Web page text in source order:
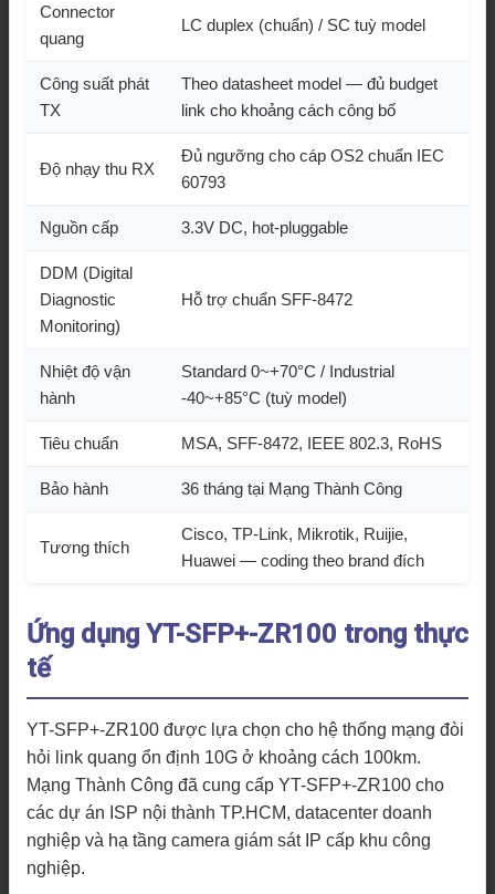
Connector
quang
LC duplex (chuẩn) / SC tuỳ model
Công suất phát
TX
Theo datasheet model — đủ budget
link cho khoảng cách công bố
Độ nhạy thu RX
Đủ ngưỡng cho cáp OS2 chuẩn IEC
60793
Nguồn cấp 3.3V DC, hot-pluggable
DDM (Digital
Diagnostic
Monitoring)
Hỗ trợ chuẩn SFF-8472
Nhiệt độ vận
hành
Standard 0~+70°C / Industrial
-40~+85°C (tuỳ model)
Tiêu chuẩn MSA, SFF-8472, IEEE 802.3, RoHS
Bảo hành 36 tháng tại Mạng Thành Công
Tương thích
Cisco, TP-Link, Mikrotik, Ruijie,
Huawei — coding theo brand đích
Ứng dụng YT-SFP+-ZR100 trong thực
tế
YT-SFP+-ZR100 được lựa chọn cho hệ thống mạng đòi
hỏi link quang ổn định 10G ở khoảng cách 100km.
Mạng Thành Công đã cung cấp YT-SFP+-ZR100 cho
các dự án ISP nội thành TP.HCM, datacenter doanh
nghiệp và hạ tầng camera giám sát IP cấp khu công
nghiệp.